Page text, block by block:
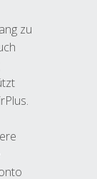
zu